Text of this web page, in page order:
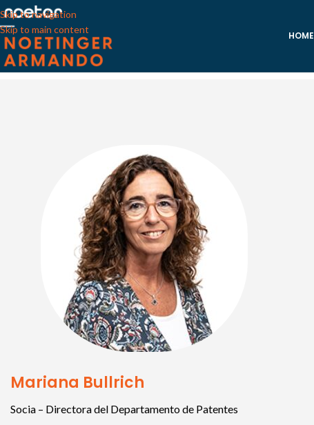
Skip to navigation
Skip to main content
HOME
Mariana Bullrich
Socia – Directora del Departamento de Patentes